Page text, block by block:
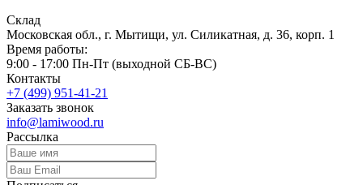
Склад
Московская обл., г. Мытищи, ул. Силикатная, д. 36, корп. 1
Время работы:
9:00 - 17:00 Пн-Пт (выходной СБ-ВС)
Контакты
+7 (499) 951-41-21
Заказать звонок
info@lamiwood.ru
Рассылка